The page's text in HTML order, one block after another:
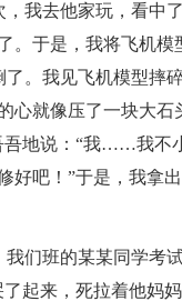
我去他家玩，看中
。于是，我将飞机
。我见飞机模型摔
心就像压了一块大
吾地说：“我……我
好吧！”于是，我拿
们班的某某同学考
起来，死拉着他妈